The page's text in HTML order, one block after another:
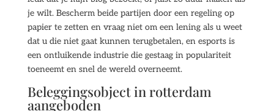
je wilt. Bescherm beide partijen door een regeling op
papier te zetten en vraag niet om een lening als u weet
dat u die niet gaat kunnen terugbetalen, en esports is
een ontluikende industrie die gestaag in populariteit
toeneemt en snel de wereld overneemt.
Beleggingsobject in rotterdam
aangeboden